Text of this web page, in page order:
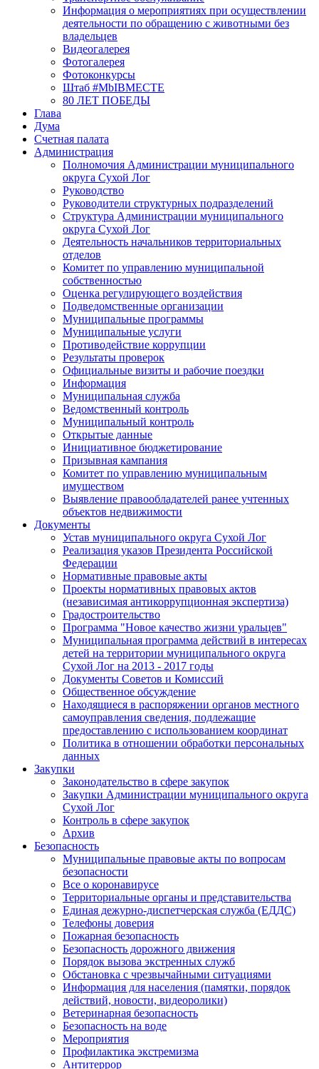
Информация о мероприятиях при осуществлении
деятельности по обращению с животными без
владельцев
Видеогалерея
Фотогалерея
Фотоконкурсы
Штаб #MbIBMECTE
80 ЛЕТ ПОБЕДЫ
Глава
Дума
Счетная палата
Администрация
Полномочия Администрации муниципального
округа Сухой Лог
Руководство
Руководители структурных подразделений
Структура Администрации муниципального
округа Сухой Лог
Деятельность начальников территориальных
отделов
Комитет по управлению муниципальной
собственностью
Оценка регулирующего воздействия
Подведомственные организации
Муниципальные программы
Муниципальные услуги
Противодействие коррупции
Результаты проверок
Официальные визиты и рабочие поездки
Информация
Муниципальная служба
Ведомственный контроль
Муниципальный контроль
Открытые данные
Инициативное бюджетирование
Призывная кампания
Комитет по управлению муниципальным
имуществом
Выявление правообладателей ранее учтенных
объектов недвижимости
Документы
Устав муниципального округа Сухой Лог
Реализация указов Президента Российской
Федерации
Нормативные правовые акты
Проекты нормативных правовых актов
(независимая антикоррупционная экспертиза)
Градостроительство
Программа "Новое качество жизни уральцев"
Муниципальная программа действий в интересах
детей на территории муниципального округа
Сухой Лог на 2013 - 2017 годы
Документы Советов и Комиссий
Общественное обсуждение
Находящиеся в распоряжении органов местного
самоуправления сведения, подлежащие
предоставлению с использованием координат
Политика в отношении обработки персональных
данных
Закупки
Законодательство в сфере закупок
Закупки Администрации муниципального округа
Сухой Лог
Контроль в сфере закупок
Архив
Безопасность
Муниципальные правовые акты по вопросам
безопасности
Все о коронавирусе
Территориальные органы и представительства
Единая дежурно-диспетчерская служба (ЕДДС)
Телефоны доверия
Пожарная безопасность
Безопасность дорожного движения
Порядок вызова экстренных служб
Обстановка с чрезвычайными ситуациями
Информация для населения (памятки, порядок
действий, новости, видеоролики)
Ветеринарная безопасность
Безопасность на воде
Мероприятия
Профилактика экстремизма
Антитеррор